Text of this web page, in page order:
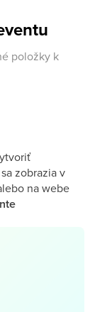
položky k
zobrazia v
na webe